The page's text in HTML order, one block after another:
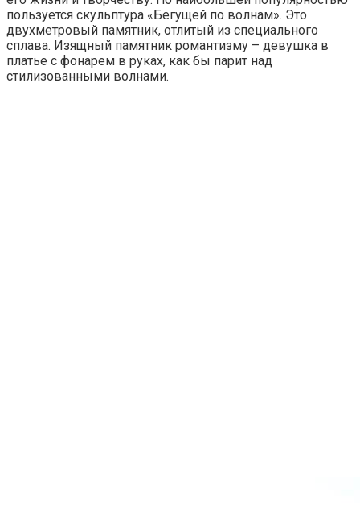
пользуется скульптура «Бегущей по волнам». Это
двухметровый памятник, отлитый из специального
сплава. Изящный памятник романтизму – девушка в
платье с фонарем в руках, как бы парит над
стилизованными волнами.